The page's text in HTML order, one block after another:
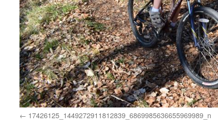
17426125_1449272911812839_6869985636655969989_n